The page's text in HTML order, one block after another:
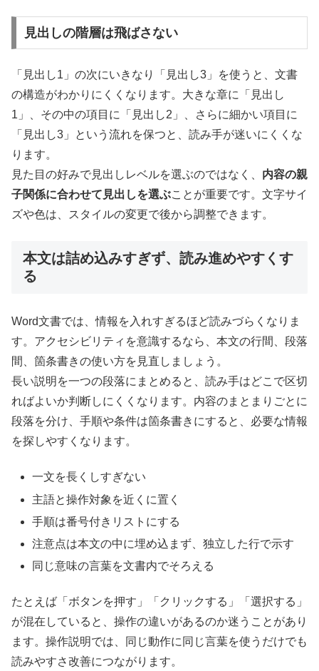
見出しの階層は飛ばさない
「見出し1」の次にいきなり「見出し3」を使うと、文書
の構造がわかりにくくなります。大きな章に「見出し
1」、その中の項目に「見出し2」、さらに細かい項目に
「見出し3」という流れを保つと、読み手が迷いにくくな
ります。
見た目の好みで見出しレベルを選ぶのではなく、 内容の親
子関係に合わせて見出しを選ぶことが重要です。文字サイ
ズや色は、スタイルの変更で後から調整できます。
本文は詰め込みすぎず、読み進めやすくす
る
Word文書では、情報を入れすぎるほど読みづらくなりま
す。アクセシビリティを意識するなら、本文の行間、段落
間、箇条書きの使い方を見直しましょう。
長い説明を一つの段落にまとめると、読み手はどこで区切
ればよいか判断しにくくなります。内容のまとまりごとに
段落を分け、手順や条件は箇条書きにすると、必要な情報
を探しやすくなります。
一文を長くしすぎない
主語と操作対象を近くに置く
手順は番号付きリストにする
注意点は本文の中に埋め込まず、独立した行で示す
同じ意味の言葉を文書内でそろえる
たとえば「ボタンを押す」「クリックする」「選択する」
が混在していると、操作の違いがあるのか迷うことがあり
ます。操作説明では、同じ動作に同じ言葉を使うだけでも
読みやすさ改善につながります。